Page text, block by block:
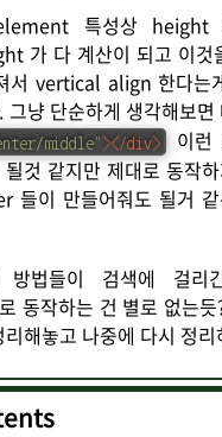
특성상 height
가 다 계산이 되고 이것
서 vertical align 한다는
그냥 단순하게 생각해보
middle" ></div>
이런
것 같지만 제대로 동작
들이 만들어줘도 될거
방법들이 검색에 걸리
동작하는 건 별로 없는듯
해놓고 나중에 다시 정